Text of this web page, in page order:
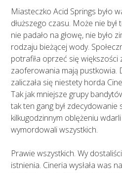
Miasteczko Acid Springs było
dłuższego czasu. Może nie
nie padało na głowę, nie było
rodzaju bieżącej wody.
potrafiła oprzeć się większości
zaoferowania mają pustkowia.
zaliczała się niestety horda
Tak jak mniejsze grupy
tak ten gang był zdecydowanie
kilkugodzinnym oblężeniu
wymordowali wszystkich.
Prawie wszystkich. Wy
istnienia. Cineria wysłała was